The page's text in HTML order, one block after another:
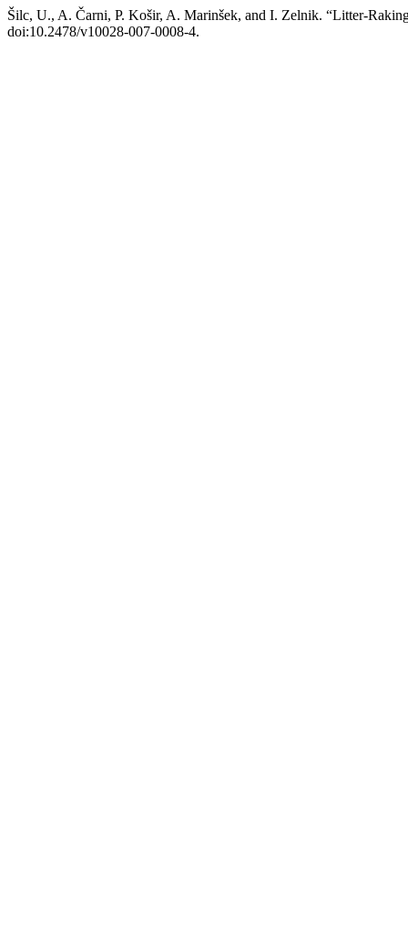
Šilc, U., A. Čarni, P. Košir, A. Marinšek, and I. Zelnik. “Litter-
doi:10.2478/v10028-007-0008-4.